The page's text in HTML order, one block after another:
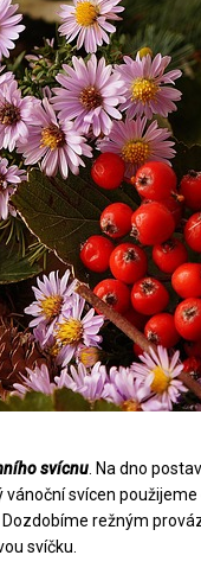
svícnu . Na dno
vánoční svícen
režným
svíčku.